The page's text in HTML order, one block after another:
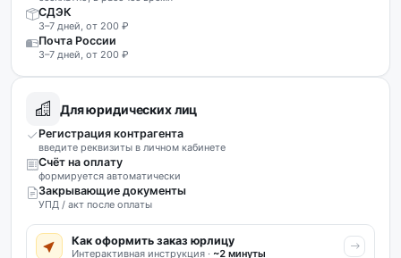
СДЭК
3–7 дней, от 200 ₽
Почта России
3–7 дней, от 200 ₽
Для юридических лиц
Регистрация контрагента
введите реквизиты в личном кабинете
Счёт на оплату
формируется автоматически
Закрывающие документы
УПД / акт после оплаты
Как оформить заказ юрлицу
Интерактивная инструкция · ~2 минуты